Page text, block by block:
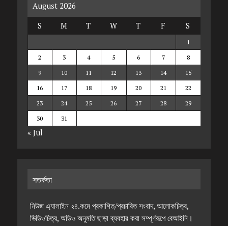
August 2026
S
M T W T F S
1
2
3 4 5 6 7
8
9
10 11 12 13 14
15
16
17 18 19 20 21
22
23
24 25 26 27 28
29
30
31
« Jul
সতর্কতা
নিউজ এ্যালাইন ২৪.কমে প্রকাশিত/প্রচারিত সংবাদ, আলোকচিত্র,
ভিডিওচিত্র, অডিও অনুমতি ছাড়া ব্যবহার করা সম্পূর্ণরূপে বেআইনি।